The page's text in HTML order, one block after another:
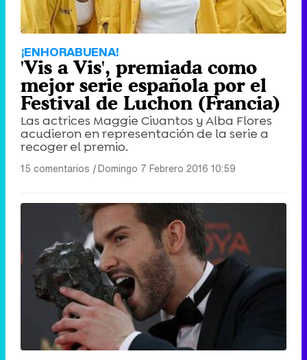
¡ENHORABUENA!
'Vis a Vis', premiada como
mejor serie española por el
Festival de Luchon (Francia)
Las actrices Maggie Civantos y Alba Flores
acudieron en representación de la serie a
recoger el premio.
15 comentarios |Domingo 7 Febrero 2016 10:59